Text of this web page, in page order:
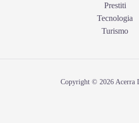
Prestiti
Tecnologia
Turismo
Copyright © 2026 Acerra